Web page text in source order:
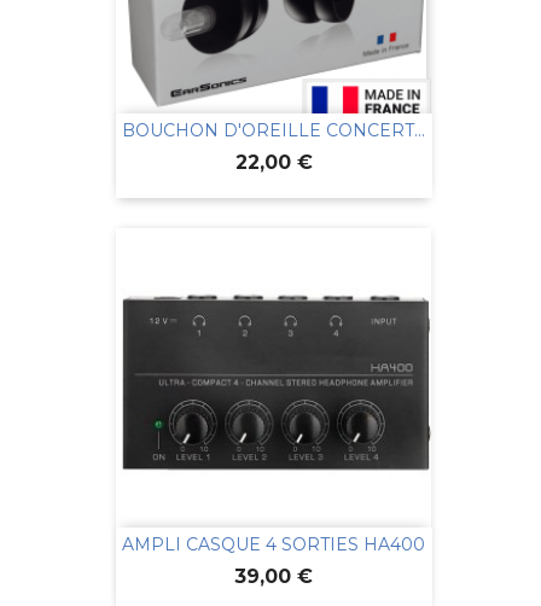
BOUCHON D'OREILLE CONCERT...
Prix
22,00 €
AMPLI CASQUE 4 SORTIES HA400
Prix
39,00 €